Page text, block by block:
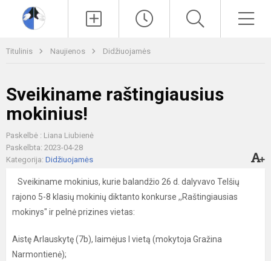
Titulinis Naujienos Didžiuojamės
Sveikiname raštingiausius
mokinius!
Paskelbė : Liana Liubienė
Paskelbta: 2023-04-28
Kategorija: Didžiuojamės
Sveikiname mokinius, kurie balandžio 26 d. dalyvavo Telšių
rajono 5-8 klasių mokinių diktanto konkurse ,,Raštingiausias
mokinys" ir pelnė prizines vietas:
Aistę Arlauskytę (7b), laimėjus I vietą (mokytoja Gražina
Narmontienė);